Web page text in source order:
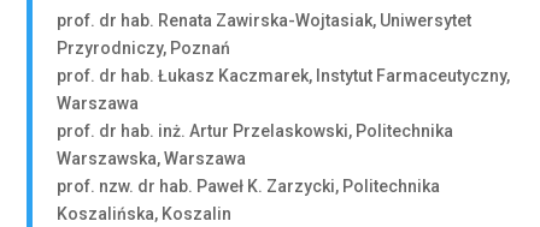
prof. dr hab. Renata Zawirska-Wojtasiak, Uniwersytet
Przyrodniczy, Poznań
prof. dr hab. Łukasz Kaczmarek, Instytut Farmaceutyczny,
Warszawa
prof. dr hab. inż. Artur Przelaskowski, Politechnika
Warszawska, Warszawa
prof. nzw. dr hab. Paweł K. Zarzycki, Politechnika
Koszalińska, Koszalin